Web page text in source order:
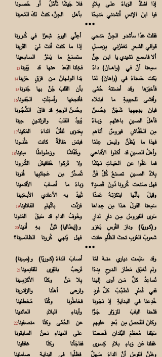
إذا اشتَدَّ الوَباءُ علـى بِلادٍ فلا جَيشًا تُأمِّلُ أو حُصـونا
فيا ابنَ الإنسِ أَنشدني مَديحًا بأهلِ الجِنِّ، كنتُ لكَ المُـعـينا
***
فقلتُ غدًا سأشدو الجِـنَّ مَدحي أعِنِّي اليومَ شِعرًا في كُـــرونا
قوافي الشـعرِ تغمُرُني بِوَصـــلٍ إذا ما كنتَ أنتَ ليَ القَرينا
ألا فاسمـع نَشيدي يا ابــن جِنٍّ ستسمَعُ ما يَسُرُّ الســامِـعينا
سمِعنا أنَّ في (واهـــانَ) داءٌ فخِلنا البُعدَ عنها قد يُقِـينا13
بَكت حَسناءُ في (واهانَ) لمّا بَدا الولــهانُ مـن فرَقٍ حَزينا14
فأخبَرَها وقـد أضنتهُ حُمَّى بأن القَلبَ جُنَّ بها جُنونا15
وأفشى للحبيـبةِ ما ابتـلاه فأفجعَها وأسبَلَتِ الجُفـونا16
فبانَ بوَجهِها شَجَنٌ وَحُــسنٌ وحُسنُ الوجهِ قد فاقَ الشُّجُــونا
فأهلُ الصينِ باغتَهـم وَبـــاءٌ يُبيدُ القلبَ والرئَتـــينِ حِينا
مِن الخُفَّـاشِ فيروسٌ أتـاهم بِعَدوَى تَنقُلُ الداءَ المَكينا17
فهذا ما يُظَنُّ وليــسَ عِلمًا فبئسَ مَقالَةٌ كانت ظُنـــونا
وأهلُ الصـينِ قد أكـلوا الأفـاعي وخُفّاشًا ووَطـواطًا سِنينا18
فما عَفّوا عن الحَيــاتِ نَـهْشًا ولا تَركوا خَفافيشَ الكُــرونا
بِلادُ الصــينِ تصـنعُ كُلَّ فَنٍّ تُصدِّرُ مِن عَجائبِها فُنونا
فهل صَنعت كُرونا دُونَ قَصـدٍ؟ وَباءً ما أصابَ الأقدمينا
وقيلَ بأنَّها ابتكرَتـهُ عَمـدًا تُبيدُ به الأعادي الأبــعَدِينا
سَمِعنا القولَ هــذا مِن عِــداها فرَدَّت باتِّهامِ القـائلينا19
سَرى الفيروسُ مِــن دارٍ لـدارٍ وخَوفُ الداءِ قد سَبقَ المَنونا
و(كـوريّا) ودارَ الفُرسِ يَـغزو و(إيطاليا) تَئِنُّ بـهِ أَنـينا20
شعوبُ العُربِ تحتَ الظُّلمِ عانت فهل يُنهي كُرونا الظالمـــينا؟
***
وقد سَلِـمـت دياري منـــهُ لمّا أصابَ الداءُ (كــوريّا) و(صِينا)
ولم نُغـلِق مَطارَ الــدوحِ بِدءًا نُرحبُ بالقِرى للقادِمـينا21
نُساعِدُ كلَّ مَـــن آوى إلـيـنا بِلا مَنٍّ وكنّا الأكرَمِـــينا
ففي قَطرٍ نُطـبِّــبُ كلَّ فَردٍ ونَرعى أهلَنا والزائــرينا
خُدِعنا في البــدايةِ إذ نَجَـونا فخاطَرنا وكُنّا مُخطئينا
فتَحنا البابَ للزوّار جَـوًّا وأبناءِ البلادِ العائدينا
وكانَ الفَحصُ مِن بُعدٍ عليـهم عن الحُمَّى وكنّا منصـفينا22
سَبَقنا مُعظمَ البُلدانِ فَحـــصًا على الميناءِ نحنُ السابـقونا
غَفلنا عَن وَباءِ بلادِ كِســرى ففاجَأنا وكنّا غافلينا
وظنَّ الفرسُ أنَّ الداءَ سَــهلٌ فظلّوا في البدايـة صامتينا